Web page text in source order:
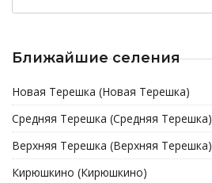
Ближайшие селения
Новая Терешка (Новая Терешка)
Средняя Терешка (Средняя Терешка)
Верхняя Терешка (Верхняя Терешка)
Кирюшкино (Кирюшкино)